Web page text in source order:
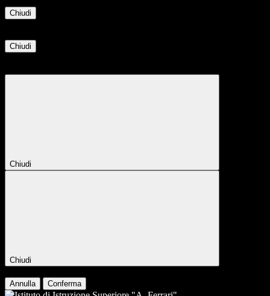
Chiudi
Chiudi
Chiudi
Chiudi
Annulla Conferma